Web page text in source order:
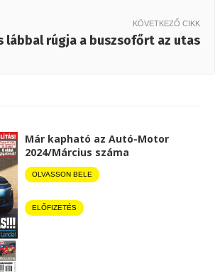
KÖVETKEZŐ CIKK
lábbal rúgja a buszsofőrt az utas
Már kapható az Autó-Motor
2024/Március száma
OLVASSON BELE
ELŐFIZETÉS